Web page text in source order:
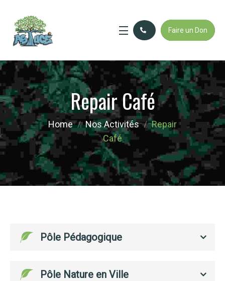
Faire un Don
Repair Café
Home Nos Activités
Repair
Café
Pôle Pédagogique
Pôle Nature en Ville